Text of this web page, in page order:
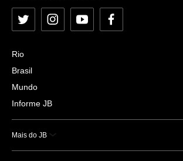
Twitter InstagramYouTubeFacebook
Rio
Brasil
Mundo
Informe JB
Mais do JB
Esportes